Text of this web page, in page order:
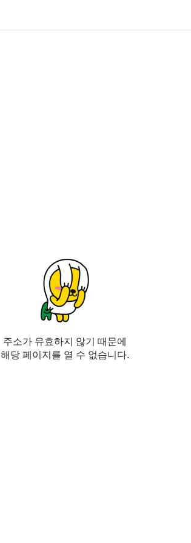
주소가 유효하지 않기 때문에
해당 페이지를 열 수 없습니다.